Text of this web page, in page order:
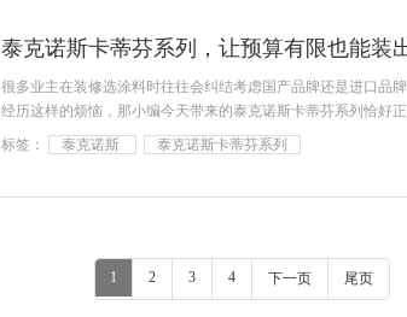
泰克诺斯卡蒂芬系列，让预算有限也能装
很多业主在装修选涂料时往往会纠结考虑国产品牌还是进口品
经历这样的烦恼，那小编今天带来的泰克诺斯卡蒂芬系列恰好
芬系
标签： 泰克诺斯 泰克诺斯卡蒂芬系列
1 2 3 4 下一页 尾页